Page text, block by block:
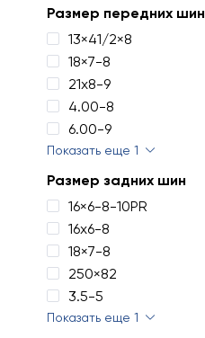
Размер передних шин
13×41/2×8
18×7-8
21х8-9
4.00-8
6.00-9
Показать еще 1
Размер задних шин
16×6-8-10PR
16х6-8
18×7-8
250×82
3.5-5
Показать еще 1